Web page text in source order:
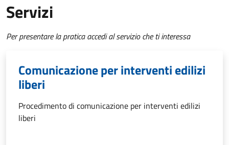
Servizi
Per presentare la pratica accedi al servizio che ti interessa
Comunicazione per interventi edilizi
liberi
Procedimento di comunicazione per interventi edilizi
liberi